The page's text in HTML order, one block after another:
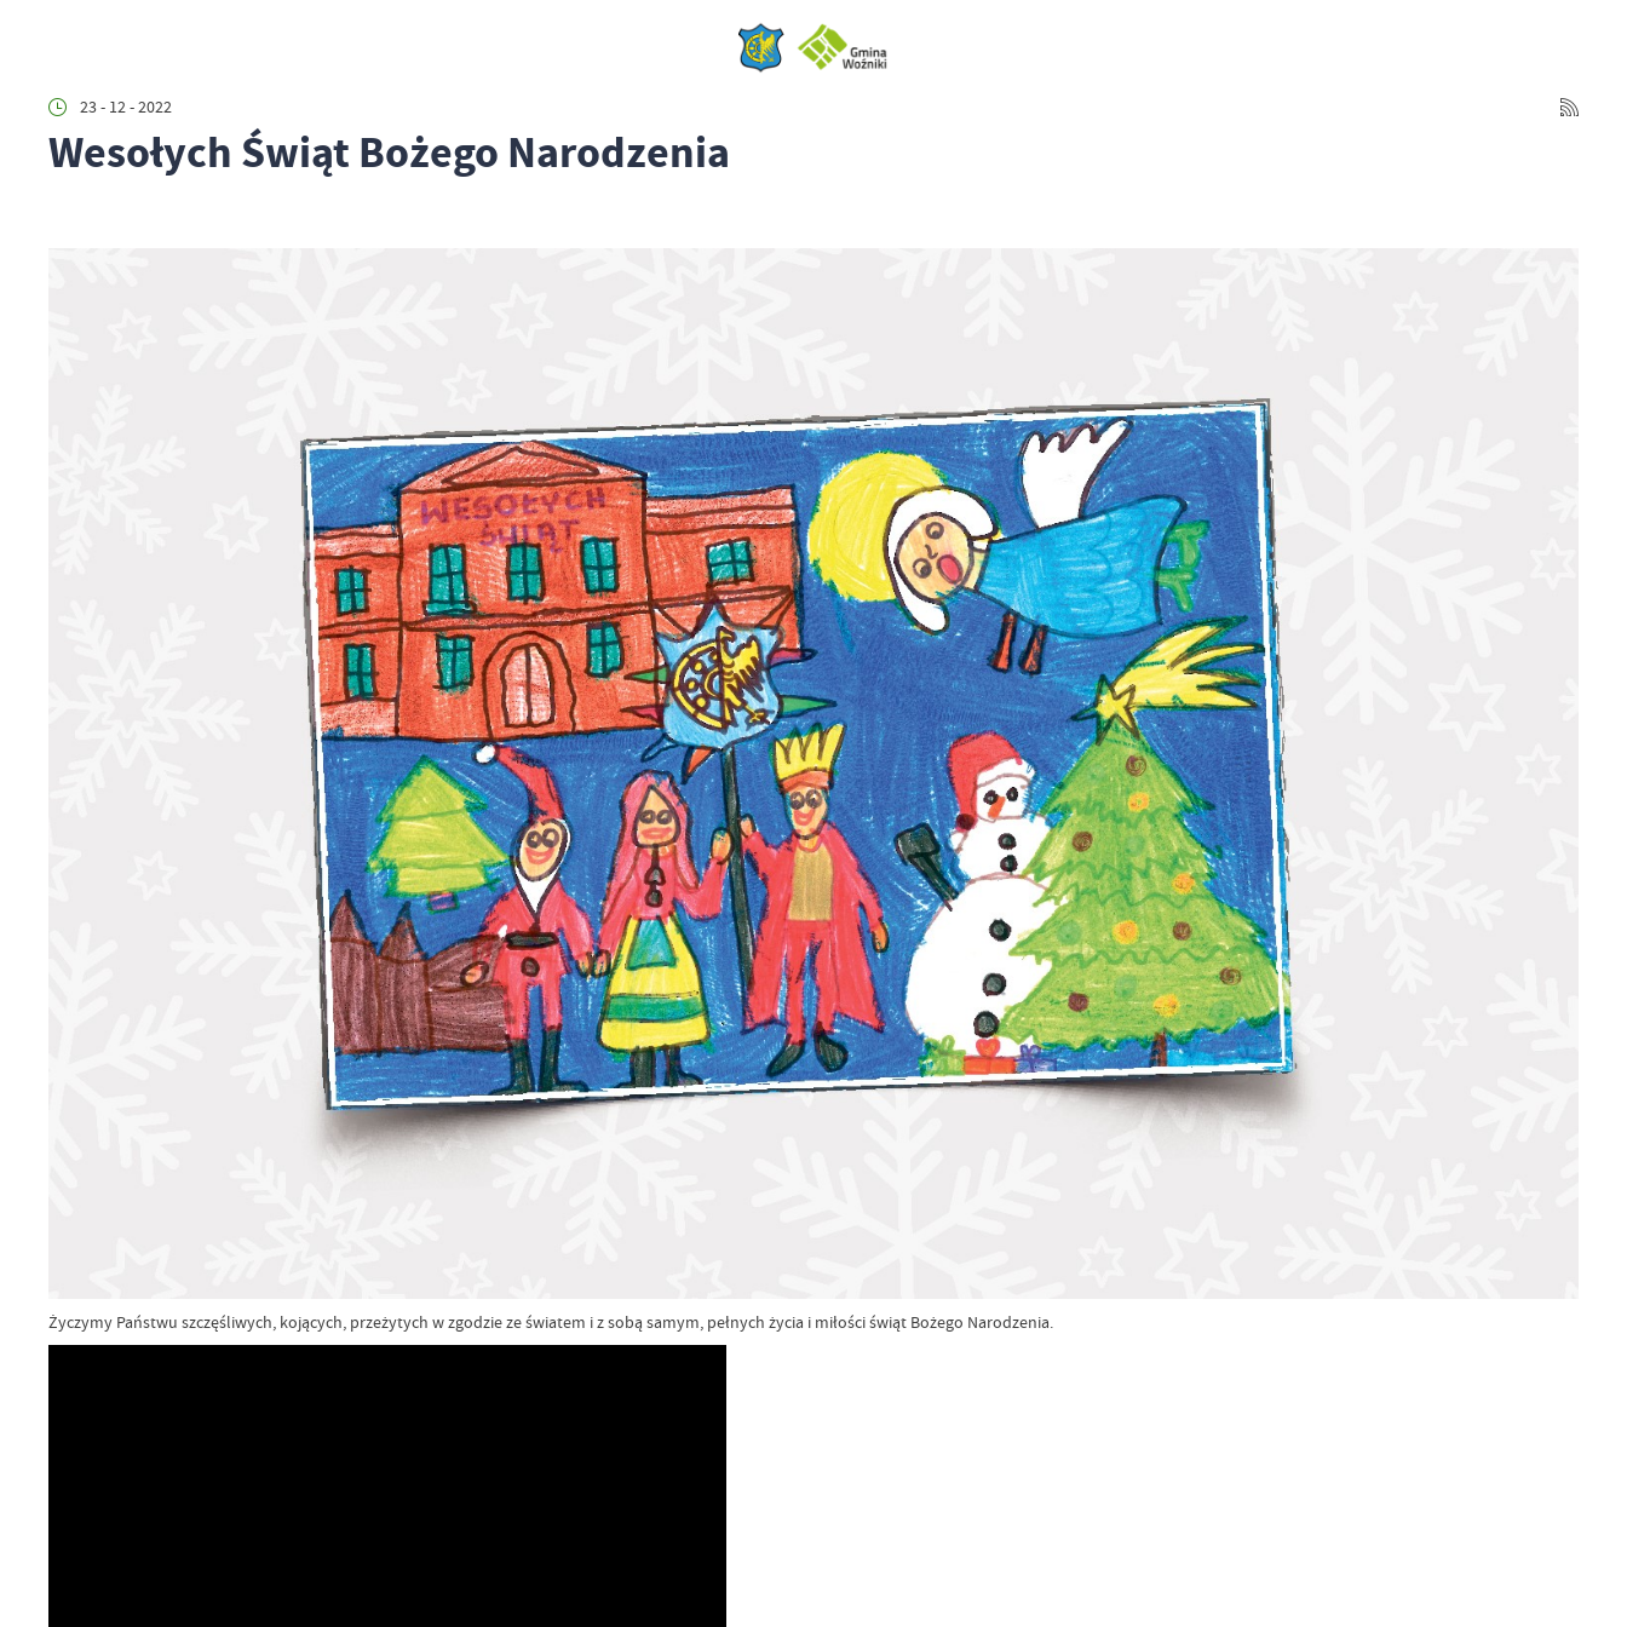
23 - 12 - 2022
Wesołych Świąt Bożego Narodzenia
Życzymy Państwu szczęśliwych, kojących, przeżytych w zgodzie ze światem i z sobą samym, pełnych życia i miłości świąt Bożego Narodzenia.